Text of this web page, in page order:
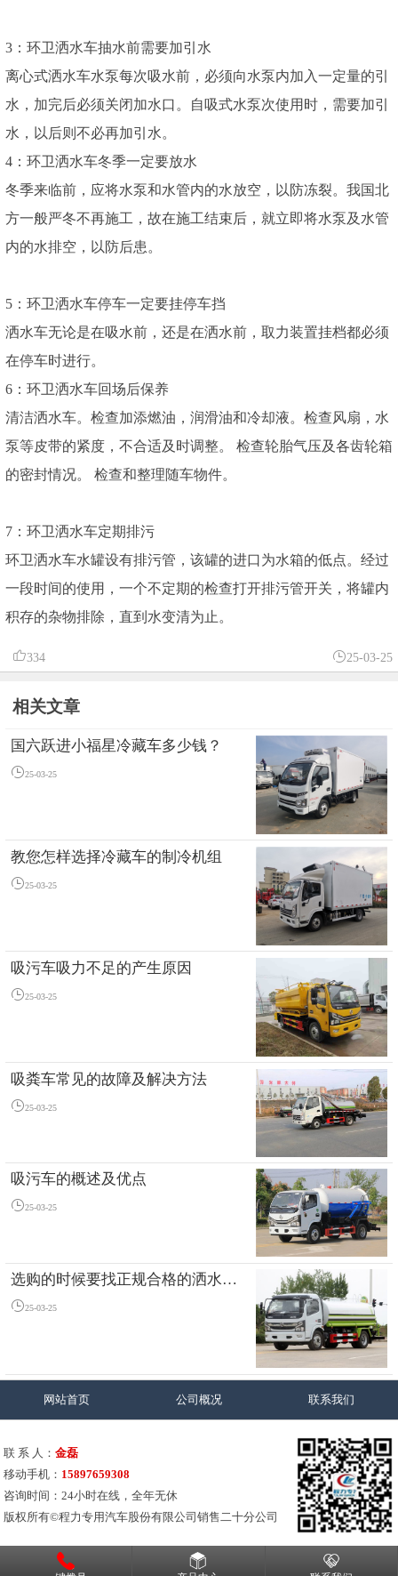
3：环卫洒水车抽水前需要加引水
离心式洒水车水泵每次吸水前，必须向水泵内加入一定量的引
水，加完后必须关闭加水口。自吸式水泵次使用时，需要加引
水，以后则不必再加引水。
4：环卫洒水车冬季一定要放水
冬季来临前，应将水泵和水管内的水放空，以防冻裂。我国北
方一般严冬不再施工，故在施工结束后，就立即将水泵及水管
内的水排空，以防后患。
5：环卫洒水车停车一定要挂停车挡
洒水车无论是在吸水前，还是在洒水前，取力装置挂档都必须
在停车时进行。
6：环卫洒水车回场后保养
清洁洒水车。检查加添燃油，润滑油和冷却液。检查风扇，水
泵等皮带的紧度，不合适及时调整。 检查轮胎气压及各齿轮箱
的密封情况。 检查和整理随车物件。
7：环卫洒水车定期排污
环卫洒水车水罐设有排污管，该罐的进口为水箱的低点。经过
一段时间的使用，一个不定期的检查打开排污管开关，将罐内
积存的杂物排除，直到水变清为止。
334 25-03-25
相关文章
国六跃进小福星冷藏车多少钱？
25-03-25
教您怎样选择冷藏车的制冷机组
25-03-25
吸污车吸力不足的产生原因
25-03-25
吸粪车常见的故障及解决方法
25-03-25
吸污车的概述及优点
25-03-25
选购的时候要找正规合格的洒水车厂家
25-03-25
网站首页 公司概况 联系我们
联 系 人： 金磊
移动手机： 15897659308
咨询时间：24小时在线，全年无休
版权所有©程力专用汽车股份有限公司销售二十分公司